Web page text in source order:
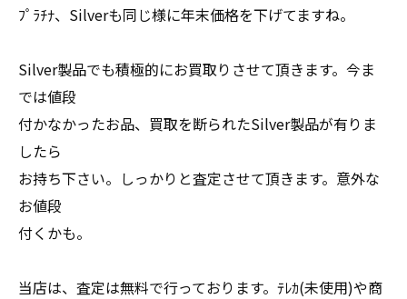
ﾌﾟﾗﾁﾅ、Silverも同じ様に年末価格を下げてますね。
Silver製品でも積極的にお買取りさせて頂きます。今ま
では値段
付かなかったお品、買取を断られたSilver製品が有りま
したら
お持ち下さい。しっかりと査定させて頂きます。意外な
お値段
付くかも。
当店は、査定は無料で行っております。ﾃﾚｶ(未使用)や商